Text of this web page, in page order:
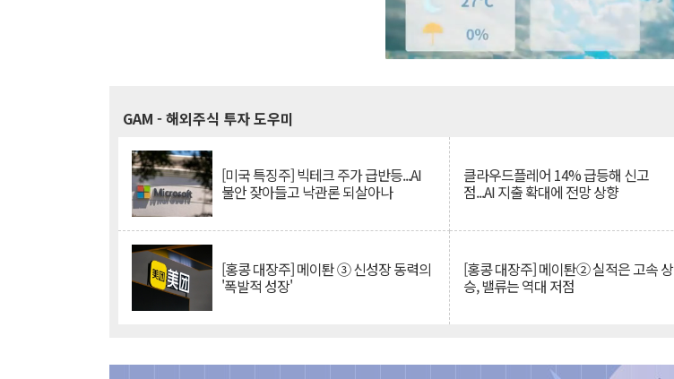
GAM - 해외주식 투자 도우미
[미국 특징주] 빅테크 주가 급반등...AI
불안 잦아들고 낙관론 되살아나
클라우드플레어 14% 급등해 신고
점...AI 지출 확대에 전망 상향
[홍콩 대장주] 메이퇀 ③ 신성장 동력의
'폭발적 성장'
[홍콩 대장주] 메이퇀② 실적은 고속 상
승, 밸류는 역대 저점